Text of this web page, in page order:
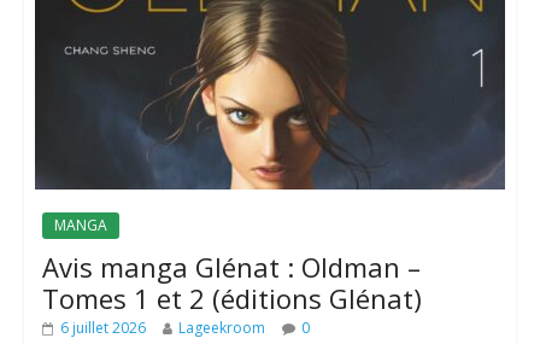
MANGA
Avis manga Glénat : Oldman –
Tomes 1 et 2 (éditions Glénat)
6 juillet 2026 Lageekroom 0